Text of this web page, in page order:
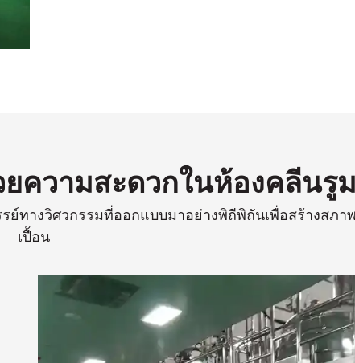
ความสะดวกในห้องคลีนรูม
ย์ทางวิศวกรรมที่ออกแบบมาอย่างพิถีพิถันเพื่อสร้างสภ
เปื้อน